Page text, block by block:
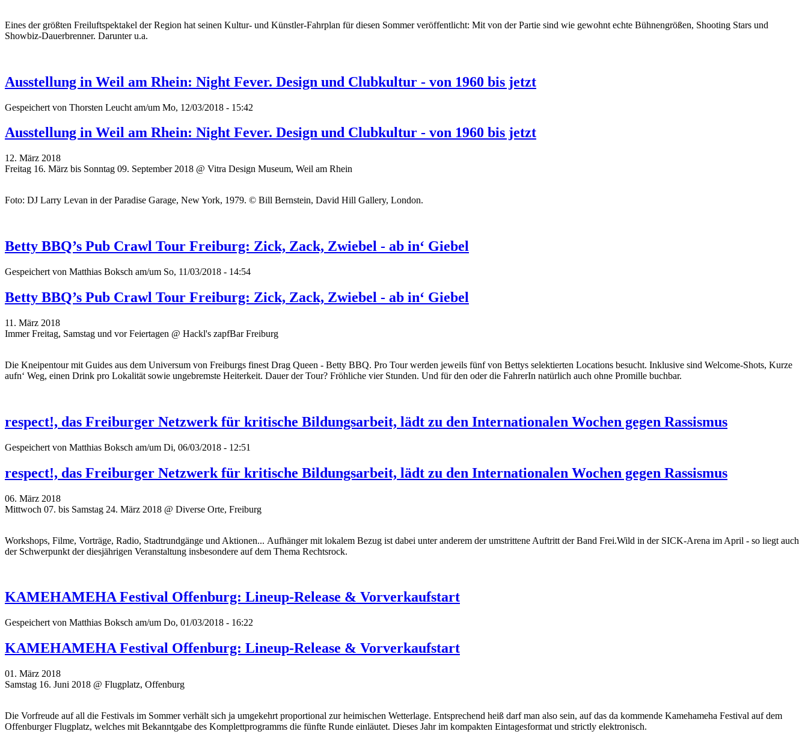
Eines der größten Freiluftspektakel der Region hat seinen Kultur- und Künstler-Fahrplan für diesen Sommer veröffentlicht: Mit von der Partie sind wie gewohnt echte Bühnengrößen, Shooting Stars und
Showbiz-Dauerbrenner. Darunter u.a.
Ausstellung in Weil am Rhein: Night Fever. Design und Clubkultur - von 1960 bis jetzt
Gespeichert von Thorsten Leucht am/um Mo, 12/03/2018 - 15:42
Ausstellung in Weil am Rhein: Night Fever. Design und Clubkultur - von 1960 bis jetzt
12. März 2018
Freitag 16. März bis Sonntag 09. September 2018 @ Vitra Design Museum, Weil am Rhein
Foto: DJ Larry Levan in der Paradise Garage, New York, 1979. © Bill Bernstein, David Hill Gallery, London.
Betty BBQ’s Pub Crawl Tour Freiburg: Zick, Zack, Zwiebel - ab in‘ Giebel
Gespeichert von Matthias Boksch am/um So, 11/03/2018 - 14:54
Betty BBQ’s Pub Crawl Tour Freiburg: Zick, Zack, Zwiebel - ab in‘ Giebel
11. März 2018
Immer Freitag, Samstag und vor Feiertagen @ Hackl's zapfBar Freiburg
Die Kneipentour mit Guides aus dem Universum von Freiburgs finest Drag Queen - Betty BBQ. Pro Tour werden jeweils fünf von Bettys selektierten Locations besucht. Inklusive sind Welcome-Shots, Kurze
aufn‘ Weg, einen Drink pro Lokalität sowie ungebremste Heiterkeit. Dauer der Tour? Fröhliche vier Stunden. Und für den oder die FahrerIn natürlich auch ohne Promille buchbar.
respect!, das Freiburger Netzwerk für kritische Bildungsarbeit, lädt zu den Internationalen Wochen gegen Rassismus
Gespeichert von Matthias Boksch am/um Di, 06/03/2018 - 12:51
respect!, das Freiburger Netzwerk für kritische Bildungsarbeit, lädt zu den Internationalen Wochen gegen Rassismus
06. März 2018
Mittwoch 07. bis Samstag 24. März 2018 @ Diverse Orte, Freiburg
Workshops, Filme, Vorträge, Radio, Stadtrundgänge und Aktionen... Aufhänger mit lokalem Bezug ist dabei unter anderem der umstrittene Auftritt der Band Frei.Wild in der SICK-Arena im April - so liegt auch
der Schwerpunkt der diesjährigen Veranstaltung insbesondere auf dem Thema Rechtsrock.
KAMEHAMEHA Festival Offenburg: Lineup-Release & Vorverkaufstart
Gespeichert von Matthias Boksch am/um Do, 01/03/2018 - 16:22
KAMEHAMEHA Festival Offenburg: Lineup-Release & Vorverkaufstart
01. März 2018
Samstag 16. Juni 2018 @ Flugplatz, Offenburg
Die Vorfreude auf all die Festivals im Sommer verhält sich ja umgekehrt proportional zur heimischen Wetterlage. Entsprechend heiß darf man also sein, auf das da kommende Kamehameha Festival auf dem
Offenburger Flugplatz, welches mit Bekanntgabe des Komplettprogramms die fünfte Runde einläutet. Dieses Jahr im kompakten Eintagesformat und strictly elektronisch.